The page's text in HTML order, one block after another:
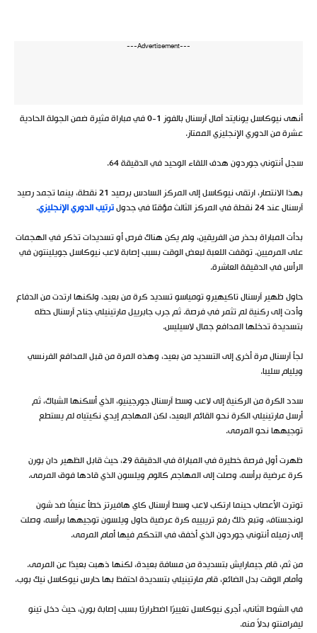
---Advertisement---
أنهى نيوكاسل يونايتد آمال آرسنال بالفوز 1-0 في مباراة مثيرة ضمن الجولة الحادية
عشرة من الدوري الإنجليزي الممتاز.
سجل أنتوني جوردون هدف اللقاء الوحيد في الدقيقة 64.
بهذا الانتصار، ارتقى نيوكاسل إلى المركز السادس برصيد 21 نقطة، بينما تجمد رصيد
آرسنال عند 24 نقطة في المركز الثالث مؤقتًا في جدول
ترتيب الدوري الإنجليزي.
بدأت المباراة بحذر من الفريقين، ولم يكن هناك فرص أو تسديدات تذكر في الهجمات
على المرميين. توقفت اللعبة لبعض الوقت بسبب إصابة لاعب نيوكاسل جويلينتون في
الرأس في الدقيقة العاشرة.
حاول ظهير آرسنال تاكيهيرو تومياسو تسديد كرة من بعيد، ولكنها ارتدت من الدفاع
وأدت إلى ركنية لم تثمر في فرصة. ثم جرب جابرييل مارتينيلي جناح آرسنال حظه
بتسديدة تدخلها المدافع جمال لاسيليس.
لجأ آرسنال مرة أخرى إلى التسديد من بعيد، وهذه المرة من قبل المدافع الفرنسي
ويليام سليبا.
سدد الكرة من الركنية إلى لاعب وسط آرسنال جورجينيو، الذي أسكنها الشباك، ثم
أرسل مارتينيلي الكرة نحو القائم البعيد، لكن المهاجم إيدي نكيتياه لم يستطع
توجيهها نحو المرمى.
ظهرت أول فرصة خطيرة في المباراة في الدقيقة 29، حيث قابل الظهير دان بورن
كرة عرضية برأسه، وصلت إلى المهاجم كالوم ويلسون الذي قادها فوق المرمى.
توترت الأعصاب حينما ارتكب لاعب وسط آرسنال كاي هافيرتز خطأ عنيفًا ضد شون
لونجستاف، وتبع ذلك رفع تريبييه كرة عرضية حاول ويلسون توجيهها برأسه، وصلت
إلى زميله أنتوني جوردون الذي أخفق في التحكم فيها أمام المرمى.
من ثم، قام جيمارايش بتسديدة من مسافة بعيدة، لكنها ذهبت بعيدًا عن المرمى.
وأمام الوقت بدل الضائع، قام مارتينيلي بتسديدة احتفظ بها حارس نيوكاسل نيك بوب.
في الشوط الثاني، أجرى نيوكاسل تغييرًا اضطراريًا بسبب إصابة بورن، حيث دخل تينو
ليفرامنتو بدلاً منه.